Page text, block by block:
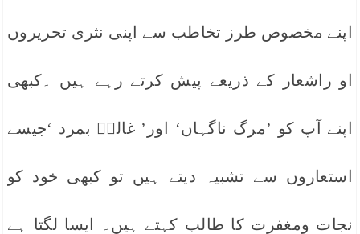
اپنے مخصوص طرز تخاطب سے اپنی نثری تحریروں
او راشعار کے ذریعے پیش کرتے رہے ہیں ۔کبھی
اپنے آپ کو ’مرگ ناگہاں‘ اور’ غالبؔ بمرد ‘جیسے
استعاروں سے تشبیہ دیتے ہیں تو کبھی خود کو
نجات ومغفرت کا طالب کہتے ہیں۔ ایسا لگتا ہے